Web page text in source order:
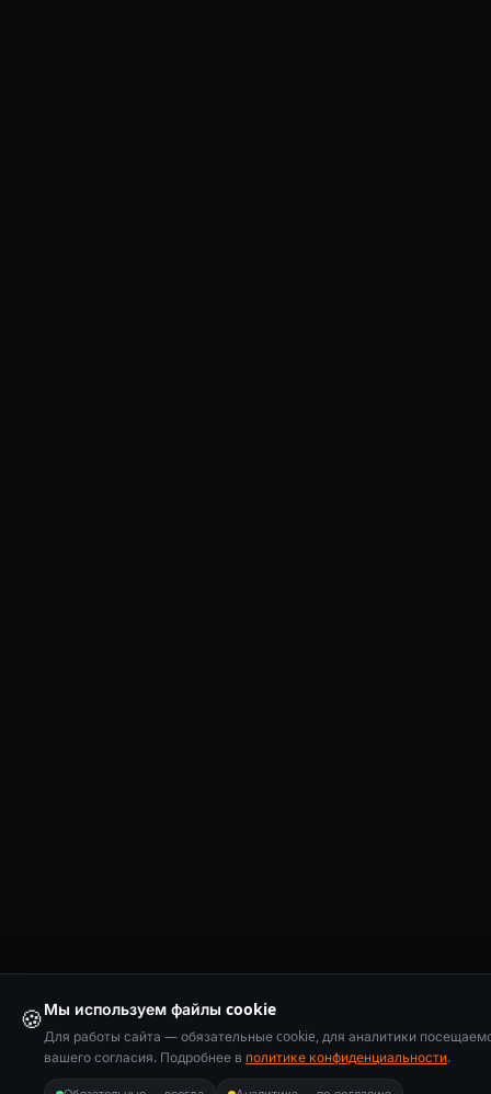
🍪Мы используем файлы cookie
Для работы сайта — обязательные cookie, для аналитики
вашего согласия. Подробнее в политике конфиденциальности.